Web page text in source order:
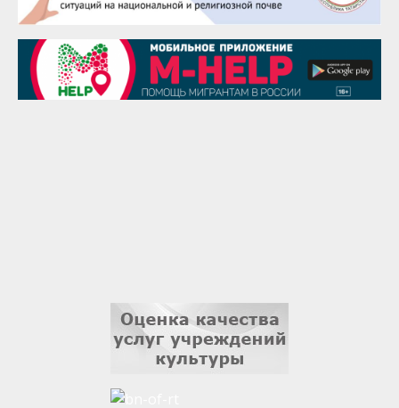
29 августа
Надежда Рослова
1 сентября
Гали Хасанов